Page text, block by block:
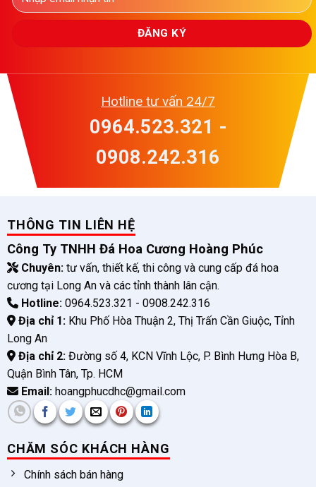
Hotline tư vấn 24/7
0964.523.321 -
0908.242.316
THÔNG TIN LIÊN HỆ
Công Ty TNHH Đá Hoa Cương Hoàng Phúc
Chuyên:tư vấn, thiết kế, thi công và cung cấp đá hoa
cương tại Long An và các tỉnh thành lân cận.
Hotline:0964.523.321 - 0908.242.316
Địa chỉ 1:Khu Phố Hòa Thuận 2, Thị Trấn Cần Giuộc, Tỉnh
Long An
Địa chỉ 2:Đường số 4, KCN Vĩnh Lộc, P. Bình Hưng Hòa B,
Quận Bình Tân, Tp. HCM
Email:hoangphucdhc@gmail.com
CHĂM SÓC KHÁCH HÀNG
Chính sách bán hàng